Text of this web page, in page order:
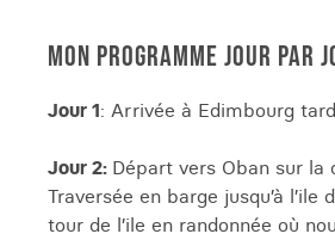
MON PROGRAMME JOUR PAR
Jour 1: Arrivée à Edimbourg
Jour 2: Départ vers Oban sur la
Traversée en barge jusqu’à l’ile
tour de l’ile en randonnée où